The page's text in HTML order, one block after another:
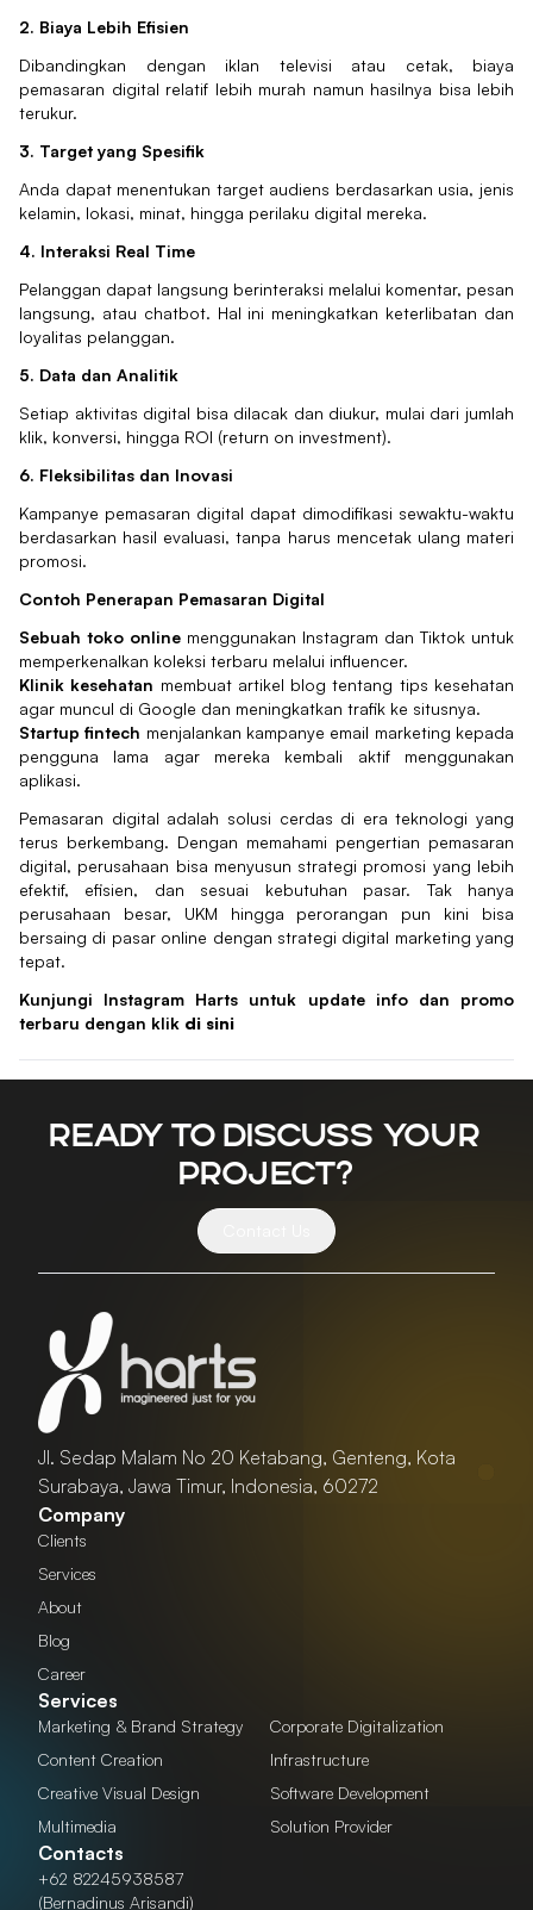
2. Biaya Lebih Efisien
Dibandingkan dengan iklan televisi atau cetak, biaya
pemasaran digital relatif lebih murah namun hasilnya bisa lebih
terukur.
3. Target yang Spesifik
Anda dapat menentukan target audiens berdasarkan usia, jenis
kelamin, lokasi, minat, hingga perilaku digital mereka.
4. Interaksi Real Time
Pelanggan dapat langsung berinteraksi melalui komentar, pesan
langsung, atau chatbot. Hal ini meningkatkan keterlibatan dan
loyalitas pelanggan.
5. Data dan Analitik
Setiap aktivitas digital bisa dilacak dan diukur, mulai dari jumlah
klik, konversi, hingga ROI (return on investment).
6. Fleksibilitas dan Inovasi
Kampanye pemasaran digital dapat dimodifikasi sewaktu-waktu
berdasarkan hasil evaluasi, tanpa harus mencetak ulang materi
promosi.
Contoh Penerapan Pemasaran Digital
Sebuah toko online menggunakan Instagram dan Tiktok untuk
memperkenalkan koleksi terbaru melalui influencer.
Klinik kesehatan membuat artikel blog tentang tips kesehatan
agar muncul di Google dan meningkatkan trafik ke situsnya.
Startup fintech menjalankan kampanye email marketing kepada
pengguna lama agar mereka kembali aktif menggunakan
aplikasi.
Pemasaran digital adalah solusi cerdas di era teknologi yang
terus berkembang. Dengan memahami pengertian pemasaran
digital, perusahaan bisa menyusun strategi promosi yang lebih
efektif, efisien, dan sesuai kebutuhan pasar. Tak hanya
perusahaan besar, UKM hingga perorangan pun kini bisa
bersaing di pasar online dengan strategi digital marketing yang
tepat.
Kunjungi Instagram Harts untuk update info dan promo
terbaru dengan klik di sini
Ready to discuss your
project?
Jl. Sedap Malam No 20 Ketabang, Genteng, Kota
Surabaya, Jawa Timur, Indonesia, 60272
Company
Clients
Services
About
Blog
Career
Services
Marketing & Brand Strategy
Content Creation
Creative Visual Design
Multimedia
Corporate Digitalization
Infrastructure
Software Development
Solution Provider
Contacts
+62 82245938587
(Bernadinus Arisandi)